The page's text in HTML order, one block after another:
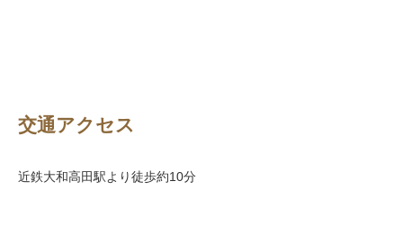
交通アクセス
近鉄大和高田駅より徒歩約10分